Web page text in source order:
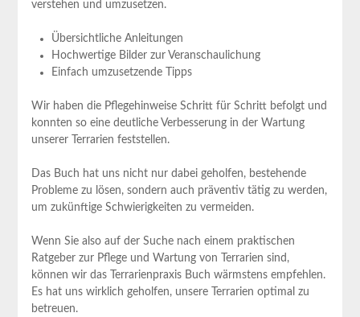
verstehen und umzusetzen.
Übersichtliche Anleitungen
Hochwertige Bilder zur Veranschaulichung
Einfach umzusetzende Tipps
Wir haben ‌die Pflegehinweise Schritt für Schritt befolgt und
konnten so eine deutliche Verbesserung in⁣ der Wartung
unserer Terrarien feststellen.
Das ⁢Buch ⁣hat uns nicht nur dabei geholfen, ‍bestehende
Probleme zu lösen, sondern auch präventiv tätig zu werden,
um zukünftige Schwierigkeiten zu vermeiden.
Wenn Sie also auf der Suche nach ⁣einem praktischen
Ratgeber zur Pflege und Wartung von Terrarien sind,
können wir das Terrarienpraxis Buch wärmstens empfehlen.
Es ⁢hat uns wirklich geholfen, unsere⁤ Terrarien optimal zu
⁤betreuen.